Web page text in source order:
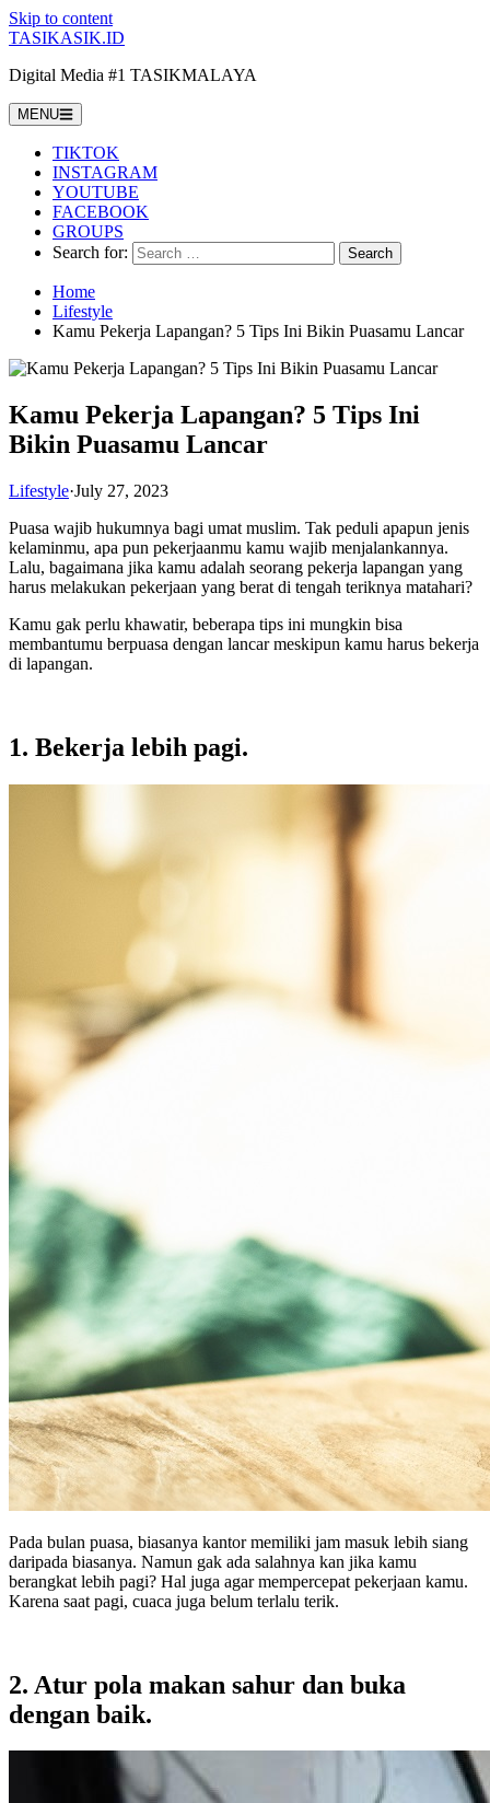
Skip to content
TASIKASIK.ID
Digital Media #1 TASIKMALAYA
MENU
TIKTOK
INSTAGRAM
YOUTUBE
FACEBOOK
GROUPS
Search for:
Home
Lifestyle
Kamu Pekerja Lapangan? 5 Tips Ini Bikin Puasamu Lancar
Kamu Pekerja Lapangan? 5 Tips Ini
Bikin Puasamu Lancar
Lifestyle·July 27, 2023
Puasa wajib hukumnya bagi umat muslim. Tak peduli apapun jenis
kelaminmu, apa pun pekerjaanmu kamu wajib menjalankannya.
Lalu, bagaimana jika kamu adalah seorang pekerja lapangan yang
harus melakukan pekerjaan yang berat di tengah teriknya matahari?
Kamu gak perlu khawatir, beberapa tips ini mungkin bisa
membantumu berpuasa dengan lancar meskipun kamu harus bekerja
di lapangan.
1. Bekerja lebih pagi.
Pada bulan puasa, biasanya kantor memiliki jam masuk lebih siang
daripada biasanya. Namun gak ada salahnya kan jika kamu
berangkat lebih pagi? Hal juga agar mempercepat pekerjaan kamu.
Karena saat pagi, cuaca juga belum terlalu terik.
2. Atur pola makan sahur dan buka
dengan baik.